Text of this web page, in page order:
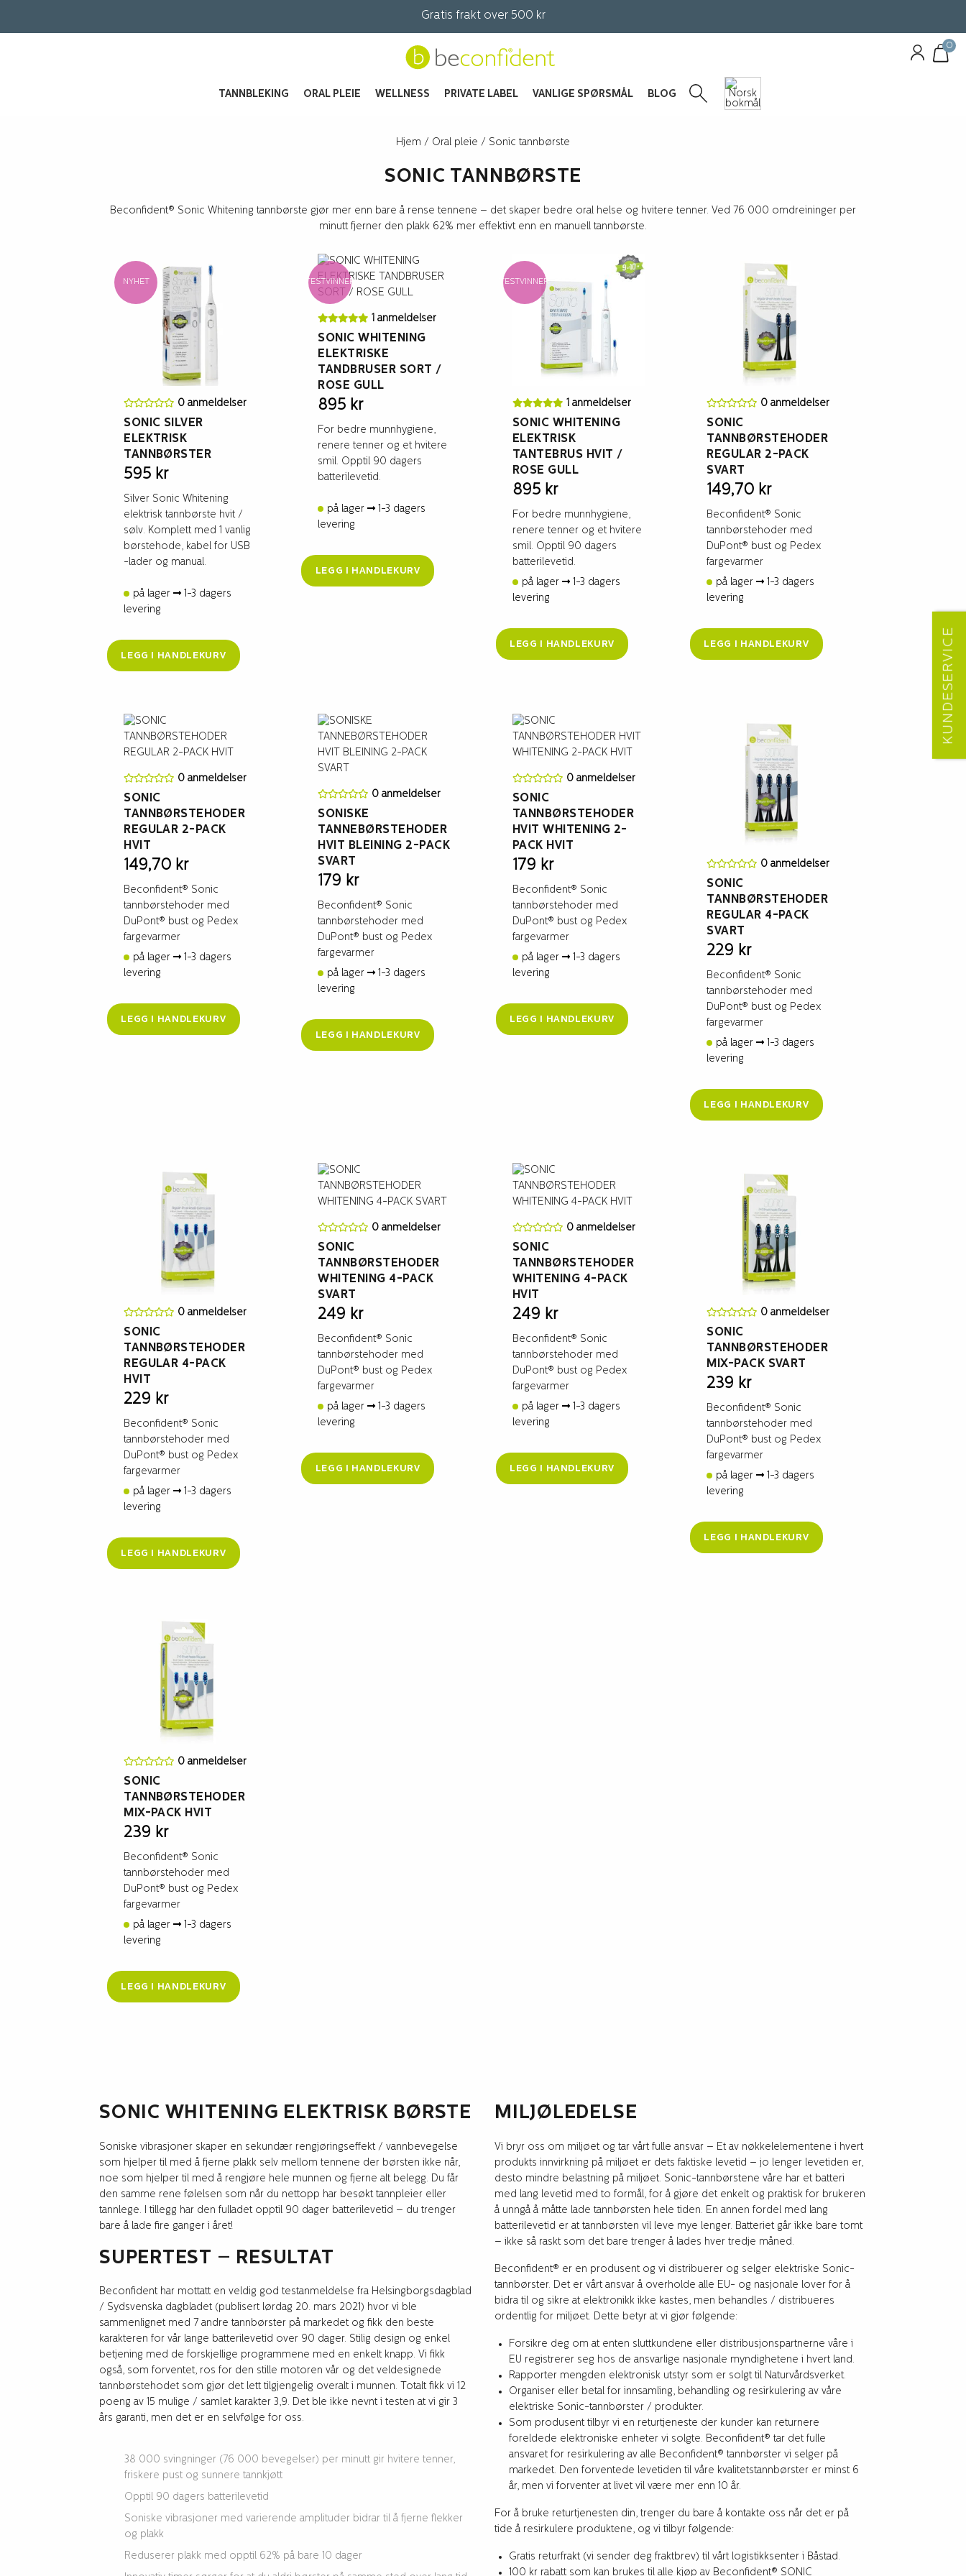
Gratis frakt over 500 kr
TANNBLEKING ORAL PLEIE WELLNESS PRIVATE LABEL VANLIGE SPØRSMÅL BLOG
0
Hjem / Oral pleie / Sonic tannbørste
SONIC TANNBØRSTE
Beconfident® Sonic Whitening tannbørste gjør mer enn bare å rense tennene – det skaper bedre oral helse og hvitere tenner. Ved 76 000 omdreininger per
minutt fjerner den plakk 62% mer effektivt enn en manuell tannbørste.
NYHET
0 anmeldelser
SONIC SILVER
ELEKTRISK
TANNBØRSTER
595 kr
Silver Sonic Whitening
elektrisk tannbørste hvit /
sølv. Komplett med 1 vanlig
børstehode, kabel for USB
-lader og manual.
på lager
1-3 dagers
levering
LEGG I HANDLEKURV
TESTVINNER
1 anmeldelser
SONIC WHITENING
ELEKTRISKE
TANDBRUSER SORT /
ROSE GULL
895 kr
For bedre munnhygiene,
renere tenner og et hvitere
smil. Opptil 90 dagers
batterilevetid.
på lager
1-3 dagers
levering
LEGG I HANDLEKURV
TESTVINNER
1 anmeldelser
SONIC WHITENING
ELEKTRISK
TANTEBRUS HVIT /
ROSE GULL
895 kr
For bedre munnhygiene,
renere tenner og et hvitere
smil. Opptil 90 dagers
batterilevetid.
på lager
1-3 dagers
levering
LEGG I HANDLEKURV
0 anmeldelser
SONIC
TANNBØRSTEHODER
REGULAR 2-PACK
SVART
149,70 kr
Beconfident® Sonic
tannbørstehoder med
DuPont® bust og Pedex
fargevarmer
på lager
1-3 dagers
levering
LEGG I HANDLEKURV
0 anmeldelser
SONIC
TANNBØRSTEHODER
REGULAR 2-PACK
HVIT
149,70 kr
Beconfident® Sonic
tannbørstehoder med
DuPont® bust og Pedex
fargevarmer
på lager
1-3 dagers
levering
LEGG I HANDLEKURV
0 anmeldelser
SONISKE
TANNEBØRSTEHODER
HVIT BLEINING 2-PACK
SVART
179 kr
Beconfident® Sonic
tannbørstehoder med
DuPont® bust og Pedex
fargevarmer
på lager
1-3 dagers
levering
LEGG I HANDLEKURV
0 anmeldelser
SONIC
TANNBØRSTEHODER
HVIT WHITENING 2-
PACK HVIT
179 kr
Beconfident® Sonic
tannbørstehoder med
DuPont® bust og Pedex
fargevarmer
på lager
1-3 dagers
levering
LEGG I HANDLEKURV
0 anmeldelser
SONIC
TANNBØRSTEHODER
REGULAR 4-PACK
SVART
229 kr
Beconfident® Sonic
tannbørstehoder med
DuPont® bust og Pedex
fargevarmer
på lager
1-3 dagers
levering
LEGG I HANDLEKURV
0 anmeldelser
SONIC
TANNBØRSTEHODER
REGULAR 4-PACK
HVIT
229 kr
Beconfident® Sonic
tannbørstehoder med
DuPont® bust og Pedex
fargevarmer
på lager
1-3 dagers
levering
LEGG I HANDLEKURV
0 anmeldelser
SONIC
TANNBØRSTEHODER
WHITENING 4-PACK
SVART
249 kr
Beconfident® Sonic
tannbørstehoder med
DuPont® bust og Pedex
fargevarmer
på lager
1-3 dagers
levering
LEGG I HANDLEKURV
0 anmeldelser
SONIC
TANNBØRSTEHODER
WHITENING 4-PACK
HVIT
249 kr
Beconfident® Sonic
tannbørstehoder med
DuPont® bust og Pedex
fargevarmer
på lager
1-3 dagers
levering
LEGG I HANDLEKURV
0 anmeldelser
SONIC
TANNBØRSTEHODER
MIX-PACK SVART
239 kr
Beconfident® Sonic
tannbørstehoder med
DuPont® bust og Pedex
fargevarmer
på lager
1-3 dagers
levering
LEGG I HANDLEKURV
0 anmeldelser
SONIC
TANNBØRSTEHODER
MIX-PACK HVIT
239 kr
Beconfident® Sonic
tannbørstehoder med
DuPont® bust og Pedex
fargevarmer
på lager
1-3 dagers
levering
LEGG I HANDLEKURV
SONIC WHITENING ELEKTRISK BØRSTE
Soniske vibrasjoner skaper en sekundær rengjøringseffekt / vannbevegelse
som hjelper til med å fjerne plakk selv mellom tennene der børsten ikke når,
noe som hjelper til med å rengjøre hele munnen og fjerne alt belegg. Du får
den samme rene følelsen som når du nettopp har besøkt tannpleier eller
tannlege. I tillegg har den fulladet opptil 90 dager batterilevetid – du trenger
bare å lade fire ganger i året!
SUPERTEST – RESULTAT
Beconfident har mottatt en veldig god testanmeldelse fra Helsingborgsdagblad
/ Sydsvenska dagbladet (publisert lørdag 20. mars 2021) hvor vi ble
sammenlignet med 7 andre tannbørster på markedet og fikk den beste
karakteren for vår lange batterilevetid over 90 dager. Stilig design og enkel
betjening med de forskjellige programmene med en enkelt knapp. Vi fikk
også, som forventet, ros for den stille motoren vår og det veldesignede
tannbørstehodet som gjør det lett tilgjengelig overalt i munnen. Totalt fikk vi 12
poeng av 15 mulige / samlet karakter 3,9. Det ble ikke nevnt i testen at vi gir 3
års garanti, men det er en selvfølge for oss.
38 000 svingninger (76 000 bevegelser) per minutt gir hvitere tenner,
friskere pust og sunnere tannkjøtt
Opptil 90 dagers batterilevetid
Soniske vibrasjoner med varierende amplituder bidrar til å fjerne flekker
og plakk
Reduserer plakk med opptil 62% på bare 10 dager
MILJØLEDELSE
Vi bryr oss om miljøet og tar vårt fulle ansvar – Et av nøkkelelementene i hvert
produkts innvirkning på miljøet er dets faktiske levetid – jo lenger levetiden er,
desto mindre belastning på miljøet. Sonic-tannbørstene våre har et batteri
med lang levetid med to formål, for å gjøre det enkelt og praktisk for brukeren
å unngå å måtte lade tannbørsten hele tiden. En annen fordel med lang
batterilevetid er at tannbørsten vil leve mye lenger. Batteriet går ikke bare tomt
– ikke så raskt som det bare trenger å lades hver tredje måned.
Beconfident® er en produsent og vi distribuerer og selger elektriske Sonic-
tannbørster. Det er vårt ansvar å overholde alle EU- og nasjonale lover for å
bidra til og sikre at elektronikk ikke kastes, men behandles / distribueres
ordentlig for miljøet. Dette betyr at vi gjør følgende:
Forsikre deg om at enten sluttkundene eller distribusjonspartnerne våre i
EU registrerer seg hos de ansvarlige nasjonale myndighetene i hvert land.
Rapporter mengden elektronisk utstyr som er solgt til Naturvårdsverket.
Organiser eller betal for innsamling, behandling og resirkulering av våre
elektriske Sonic-tannbørster / produkter.
Som produsent tilbyr vi en returtjeneste der kunder kan returnere
foreldede elektroniske enheter vi solgte. Beconfident® tar det fulle
ansvaret for resirkulering av alle Beconfident® tannbørster vi selger på
markedet. Den forventede levetiden til våre kvalitetstannbørster er minst 6
år, men vi forventer at livet vil være mer enn 10 år.
For å bruke returtjenesten din, trenger du bare å kontakte oss når det er på
tide å resirkulere produktene, og vi tilbyr følgende:
Gratis returfrakt (vi sender deg fraktbrev) til vårt logistikksenter i Båstad.
100 kr rabatt som kan brukes til alle kjøp av Beconfident® SONIC
KUNDESERVICE